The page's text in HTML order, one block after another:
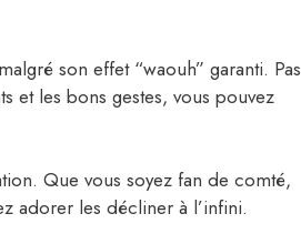
son effet “waouh” garanti. Pas
et les bons gestes, vous pouvez
Que vous soyez fan de comté,
adorer les décliner à l’infini.